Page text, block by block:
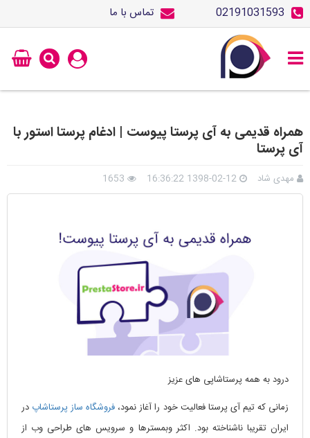
02191031593 تماس با ما
همراه قدیمی به آی پرستا پیوست | ادغام پرستا استور با
آی پرستا
مهدی شاد 1398-02-12 16:36:22
درود به همه پرستاشاپی های عزیز
زمانی که تیم آی پرستا فعالیت خود را آغاز نمود، فروشگاه ساز پرستاشاپ در
ایران تقریبا ناشناخته بود. اکثر وبمسترها و سرویس های طراحی وب از